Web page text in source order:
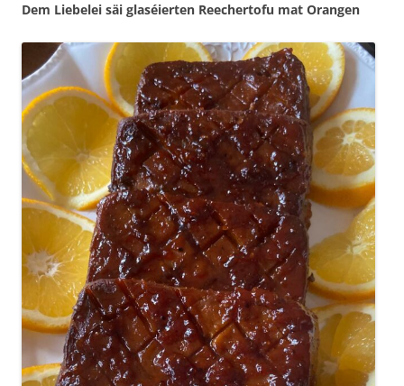
Dem Liebelei säi glaséierten Reechertofu mat Orangen